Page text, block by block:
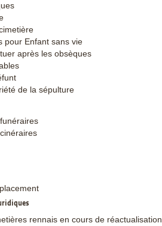
pour Enfant sans vie
après les obsèques
de la sépulture
rennais en cours de réactualisation